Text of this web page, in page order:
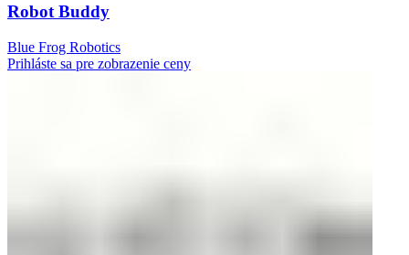
Robot Buddy
Blue Frog Robotics
Prihláste sa pre zobrazenie ceny